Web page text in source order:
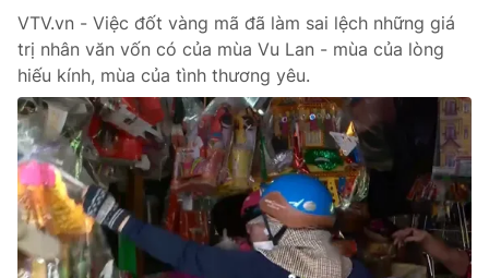
VTV.vn - Việc đốt vàng mã đã làm sai lệch những giá
trị nhân văn vốn có của mùa Vu Lan - mùa của lòng
hiếu kính, mùa của tình thương yêu.